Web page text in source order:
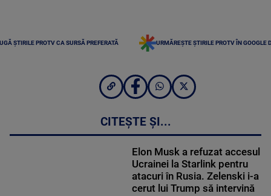
ȘTIRILE PROTV CA SURSĂ PREFERATĂ URMĂREȘTE ȘTIRILE PROTV ÎN GOOGLE
CITEȘTE ȘI...
Elon Musk a refuzat accesul
Ucrainei la Starlink pentru
atacuri în Rusia. Zelenski i-a
cerut lui Trump să intervină